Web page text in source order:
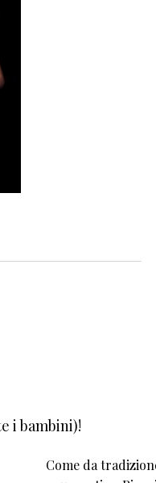
i bambini)!
Come da